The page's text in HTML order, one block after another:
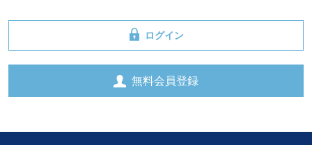
ログイン
無料会員登録